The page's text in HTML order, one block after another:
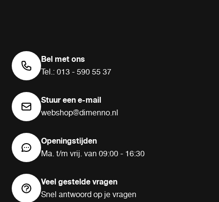
Bel met ons
Tel.: 013 - 590 55 37
Stuur een e-mail
webshop@dimenno.nl
Openingstijden
Ma. t/m vrij. van 09:00 - 16:30
Veel gestelde vragen
Snel antwoord op je vragen